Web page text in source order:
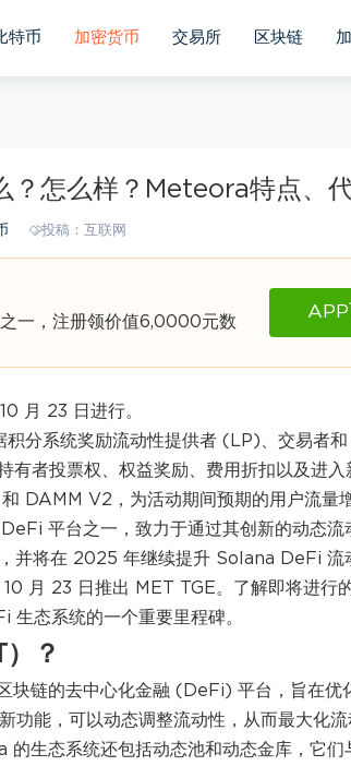
特币 加密货币 交易所 区块链
怎么样？Meteora特点、
投稿：互联网
一，注册领价值6,0000元数
月 23 日进行。
积分系统奖励流动性提供者 (LP)、交易者
者投票权、权益奖励、费用折扣以及进入
DAMM V2，为活动期间预期的用户流量
平台之一，致力于通过其创新的动态
并将在 2025 年继续提升 Solana DeFi 流
月 23 日推出 MET TGE。了解即将进行
态系统的一个重要里程碑。
？
链的去中心化金融 (DeFi) 平台，旨在优
功能，可以动态调整流动性，从而最大化
生态系统还包括动态池和动态金库，它